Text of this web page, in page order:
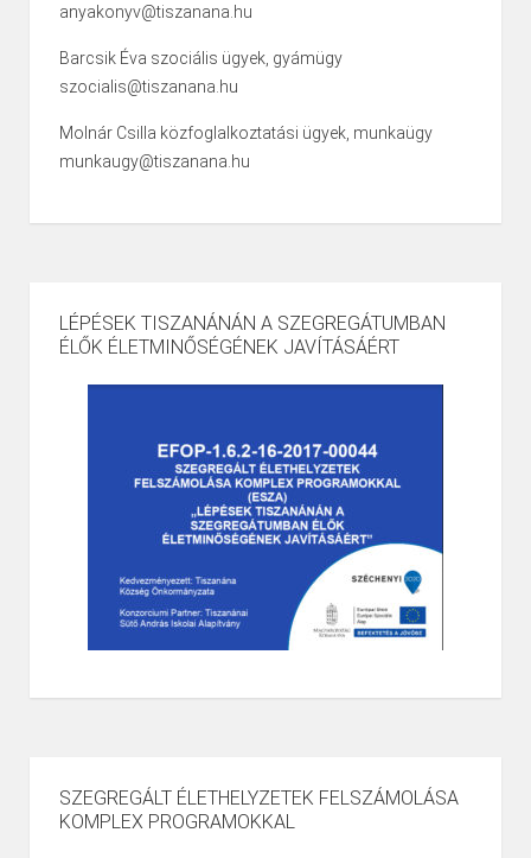
anyakonyv@tiszanana.hu
Barcsik Éva szociális ügyek, gyámügy
szocialis@tiszanana.hu
Molnár Csilla közfoglalkoztatási ügyek, munkaügy
munkaugy@tiszanana.hu
LÉPÉSEK TISZANÁNÁN A SZEGREGÁTUMBAN
ÉLŐK ÉLETMINŐSÉGÉNEK JAVÍTÁSÁÉRT
SZEGREGÁLT ÉLETHELYZETEK FELSZÁMOLÁSA
KOMPLEX PROGRAMOKKAL